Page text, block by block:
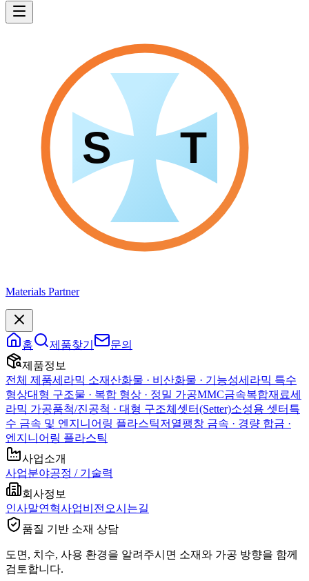
Materials Partner
홈 제품찾기
문의
제품정보
전체 제품세라믹 소재산화물 · 비산화물 · 기능성세라믹 특수
형상대형 구조물 · 복합 형상 · 정밀 가공MMC금속복합재료세
라믹 가공품척/진공척 · 대형 구조체 셋터(Setter)소성용 셋터 특
수 금속 및 엔지니어링 플라스틱저열팽창 금속 · 경량 합금 ·
엔지니어링 플라스틱
사업소개
사업분야공정 / 기술력
회사정보
인사말연혁사업비전 오시는길
품질 기반 소재 상담
도면, 치수, 사용 환경을 알려주시면 소재와 가공 방향을 함께
검토합니다.